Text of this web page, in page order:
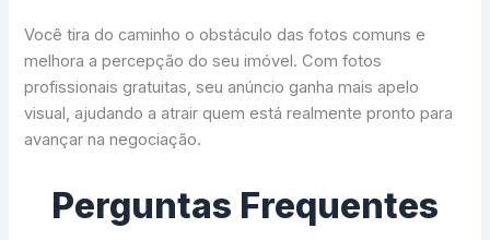
Você tira do caminho o obstáculo das fotos comuns e
melhora a percepção do seu imóvel. Com fotos
profissionais gratuitas, seu anúncio ganha mais apelo
visual, ajudando a atrair quem está realmente pronto para
avançar na negociação.
Perguntas Frequentes